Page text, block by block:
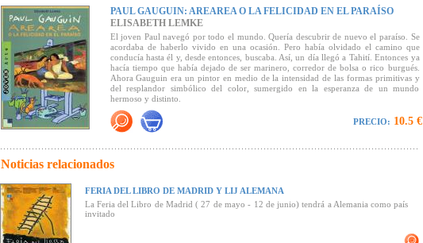
PAUL GAUGUIN: AREAREA O LA FELICIDAD EN EL PARAÍSO
ELISABETH LEMKE
El joven Paul navegó por todo el mundo. Quería descubrir de nuevo el paraíso. Se
acordaba de haberlo vivido en una ocasión. Pero había olvidado el camino que
conducía hasta él y, desde entonces, buscaba. Así, un día llegó a Tahití. Entonces ya
hacía tiempo que había dejado de ser marinero, corredor de bolsa o rico burgués.
Ahora Gauguin era un pintor en medio de la intensidad de las formas primitivas y
del resplandor simbólico del color, sumergido en la esperanza de un mundo
hermoso y distinto.
PRECIO: 10.5 €
Noticias relacionados
FERIA DEL LIBRO DE MADRID Y LIJ ALEMANA
La Feria del Libro de Madrid ( 27 de mayo - 12 de junio) tendrá a Alemania como país
invitado